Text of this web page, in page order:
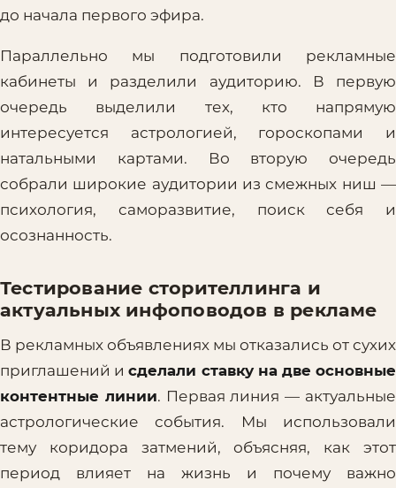
до начала первого эфира.
Параллельно мы подготовили рекламные
кабинеты и разделили аудиторию. В первую
очередь выделили тех, кто напрямую
интересуется астрологией, гороскопами и
натальными картами. Во вторую очередь
собрали широкие аудитории из смежных ниш —
психология, саморазвитие, поиск себя и
осознанность.
Тестирование сторителлинга и
актуальных инфоповодов в рекламе
В рекламных объявлениях мы отказались от сухих
приглашений исделали ставку на две основные
контентные линии. Первая линия — актуальные
астрологические события. Мы использовали
тему коридора затмений, объясняя, как этот
период влияет на жизнь и почему важно